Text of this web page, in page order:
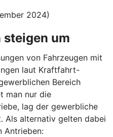
2024)
steigen um
von Fahrzeugen mit
laut Kraftfahrt-
Bereich
man nur die
lag der gewerbliche
Als alternativ gelten dabei
Antrieben: